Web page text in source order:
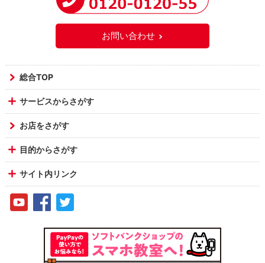
お問い合わせ
総合TOP
サービスからさがす
お店をさがす
目的からさがす
サイト内リンク